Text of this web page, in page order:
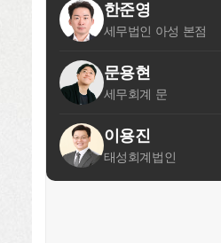
한준영
세무법인 아성 본점
문용현
세무회계 문
이용진
태성회계법인